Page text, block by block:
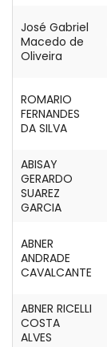
José Gabriel
Macedo de
Oliveira
ROMARIO
FERNANDES
DA SILVA
ABISAY
GERARDO
SUAREZ
GARCIA
ABNER
ANDRADE
CAVALCANTE
ABNER RICELLI
COSTA
ALVES